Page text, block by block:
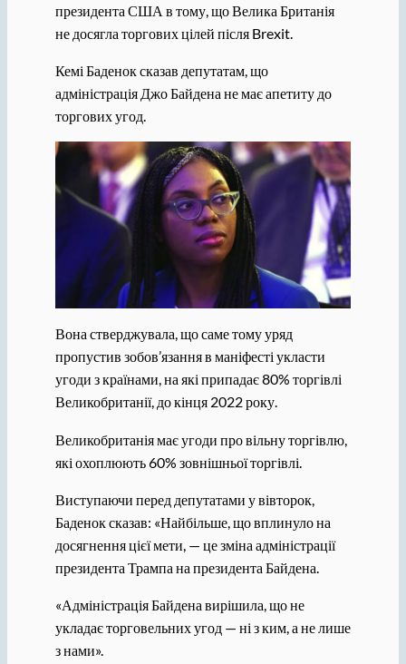
президента США в тому, що Велика Британія
не досягла торгових цілей після Brexit.
Кемі Баденок сказав депутатам, що
адміністрація Джо Байдена не має апетиту до
торгових угод.
Вона стверджувала, що саме тому уряд
пропустив зобов’язання в маніфесті укласти
угоди з країнами, на які припадає 80% торгівлі
Великобританії, до кінця 2022 року.
Великобританія має угоди про вільну торгівлю,
які охоплюють 60% зовнішньої торгівлі.
Виступаючи перед депутатами у вівторок,
Баденок сказав: «Найбільше, що вплинуло на
досягнення цієї мети, — це зміна адміністрації
президента Трампа на президента Байдена.
«Адміністрація Байдена вирішила, що не
укладає торговельних угод — ні з ким, а не лише
з нами».